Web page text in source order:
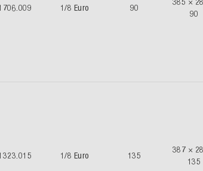
1/8 Euro 90
90
1/8 Euro 135
387 ×
135